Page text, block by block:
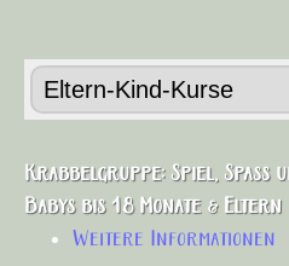
Krabbelgruppe: Spiel, Spaß
Babys bis 18 Monate & Eltern
Weitere Informationen